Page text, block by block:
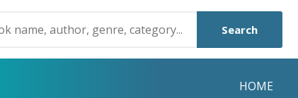
Search
HOME